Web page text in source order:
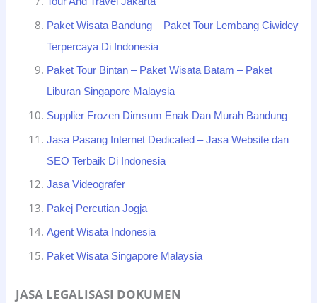
Paket Wisata Bandung – Paket Tour Lembang Ciwidey
Terpercaya Di Indonesia
Paket Tour Bintan – Paket Wisata Batam – Paket
Liburan Singapore Malaysia
Supplier Frozen Dimsum Enak Dan Murah Bandung
Jasa Pasang Internet Dedicated – Jasa Website dan
SEO Terbaik Di Indonesia
Jasa Videografer
Pakej Percutian Jogja
Agent Wisata Indonesia
Paket Wisata Singapore Malaysia
JASA LEGALISASI DOKUMEN